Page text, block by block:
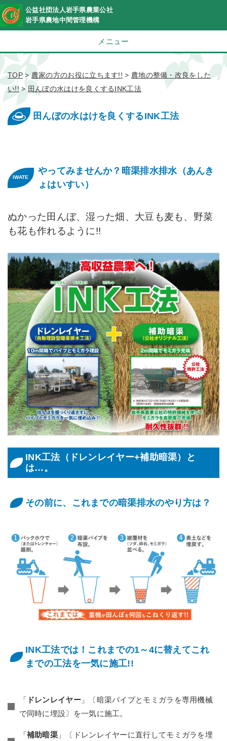
公益社団法人岩手県農業公社
岩手県農地中間管理機構
メニュー
TOP>農家の方のお役に立ちます!! > 農地の整備・改良をした
い!!> 田んぼの水はけを良くするINK工法
田んぼの水はけを良くするINK工法
やってみませんか？暗渠排水排水（あんき
ょはいすい）
ぬかった田んぼ、湿った畑、大豆も麦も、野菜
も花も作れるように!!
INK工法（ドレンレイヤー+補助暗渠）と
は…。
その前に、これまでの暗渠排水のやり方は？
INK工法では！これまでの1～4に替えてこれ
までの工法を一気に施工!!
「 ドレンレイヤー」〔暗渠パイプとモミガラを専用機械
で同時に埋設〕を一気に施工。
「補助暗渠 」〔ドレンレイヤーに直行してモミガラを埋